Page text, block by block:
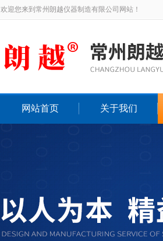
欢迎您来到常州朗越仪器制造有限公司网站！
网站首页 关于我们